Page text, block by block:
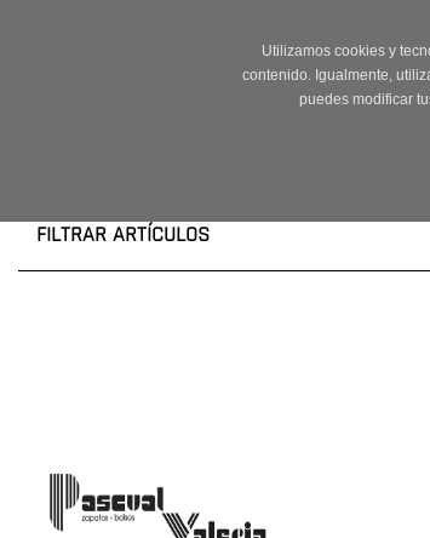
Utilizamos cookies y
contenido. Igualmente,
puedes modificar
FILTRAR ARTÍCULOS